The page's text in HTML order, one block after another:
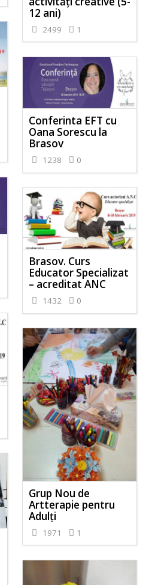
12 ani)
2499 1
Conferinta EFT cu
Oana Sorescu la
Brasov
1238 0
Brasov. Curs
Educator Specializat
– acreditat ANC
1432 0
Grup Nou de
Artterapie pentru
Adulți
1971 1